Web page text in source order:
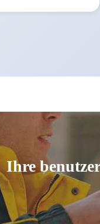
Ihre